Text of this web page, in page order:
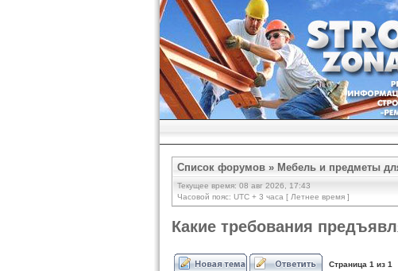
Список форумов » Мебель и предметы
Текущее время: 08 авг 2026, 17:43
Часовой пояс: UTC + 3 часа [ Летнее время ]
Какие требования
Страница 1 из 1